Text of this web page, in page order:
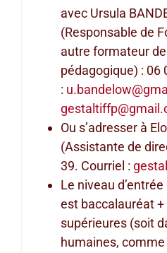
avec Ursula
(Responsable de
autre formateur de
pédagogique) : 06
:
Ou s’adresser à
(Assistante de
39. Courriel :
Le niveau
est baccalauréat +
supérieures (soit
humaines,